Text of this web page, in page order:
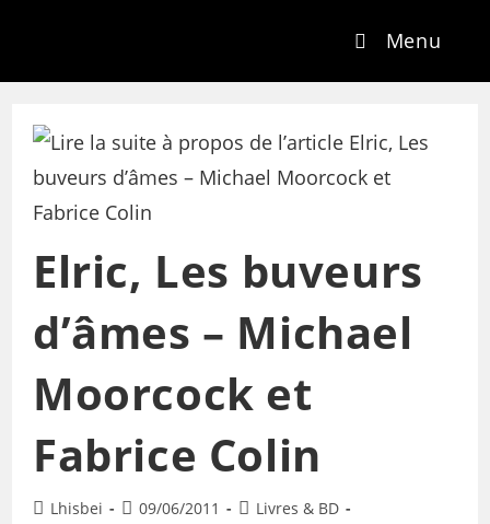
Menu
Elric, Les buveurs
d’âmes – Michael
Moorcock et
Fabrice Colin
Lhisbei 09/06/2011
Livres & BD